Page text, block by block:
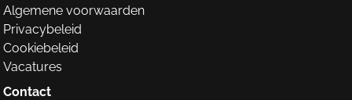
Algemene voorwaarden
Privacybeleid
Cookiebeleid
Vacatures
Contact